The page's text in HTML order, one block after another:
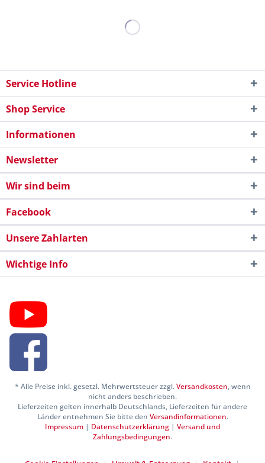
Service Hotline
Shop Service
Informationen
Newsletter
Wir sind beim
Facebook
Unsere Zahlarten
Wichtige Info
* Alle Preise inkl. gesetzl. Mehrwertsteuer zzgl.Versandkosten, wenn
nicht anders beschrieben.
Lieferzeiten gelten innerhalb Deutschlands, Lieferzeiten für andere
Länder entnehmen Sie bitte den Versandinformationen.
Impressum | Datenschutzerklärung | Versand und
Zahlungsbedingungen.